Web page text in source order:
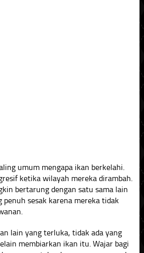
umum mengapa ikan berkelahi.
ketika wilayah mereka dirambah.
bertarung dengan satu sama lain
penuh sesak karena mereka tidak
lain yang terluka, tidak ada yang
membiarkan ikan itu. Wajar bagi